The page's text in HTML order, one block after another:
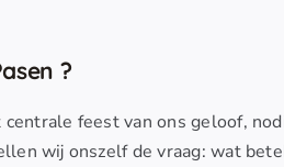
?
centrale feest van ons geloof,
wij onszelf de vraag: wat